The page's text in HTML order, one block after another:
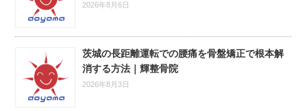
2026年8月6日
茨城の長距離運転での腰痛を骨盤矯正で根本解
消する方法｜輝整骨院
2026年8月3日